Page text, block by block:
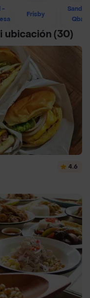
-
Frisby
ubicación (30)
4.6